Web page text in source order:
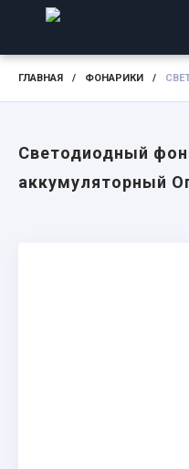
ГЛАВНАЯ / ФОНАРИКИ /
Светодиодный
аккумуляторный